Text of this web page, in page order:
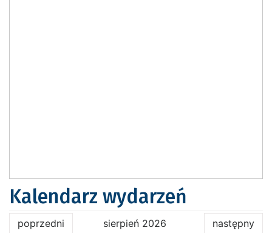
Kalendarz wydarzeń
poprzedni sierpień 2026 następny